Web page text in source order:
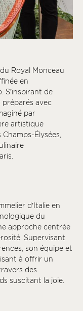
Royal Monceau
en
S’inspirant de
préparés avec
par
artistique
Élysées,
d’Italie en
du
approche centrée
Supervisant
son équipe et
à offrir un
des
suscitant la joie.